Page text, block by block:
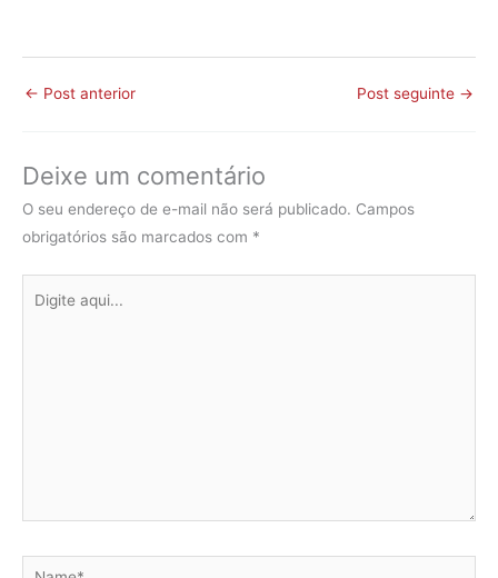
← Post anterior Post seguinte →
Deixe um comentário
O seu endereço de e-mail não será publicado. Campos
obrigatórios são marcados com *
aqui...
Name*